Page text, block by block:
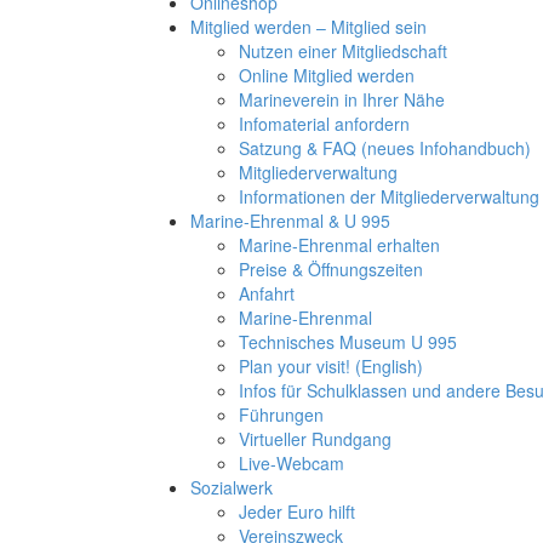
Mitglied werden – Mitglied sein
Nutzen einer Mitgliedschaft
Online Mitglied werden
Marineverein in Ihrer Nähe
Infomaterial anfordern
Satzung & FAQ (neues Infohandbuch)
Mitgliederverwaltung
Informationen der Mitgliederverwaltung
Marine-Ehrenmal & U 995
Marine-Ehrenmal erhalten
Preise & Öffnungszeiten
Anfahrt
Marine-Ehrenmal
Technisches Museum U 995
Plan your visit! (English)
Infos für Schulklassen und andere
Führungen
Virtueller Rundgang
Live-Webcam
Sozialwerk
Jeder Euro hilft
Vereinszweck